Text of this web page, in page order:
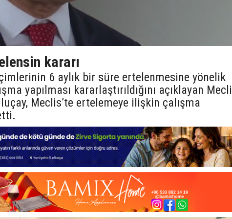
kararı
6 aylık bir süre ertelenmesine yönelik
yapılması kararlaştırıldığını açıklayan
Meclis’te ertelemeye ilişkin çalışma